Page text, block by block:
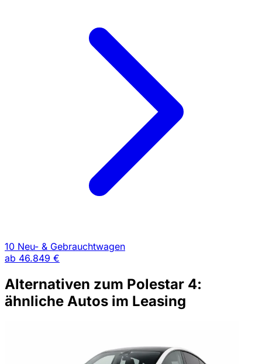
10 Neu- & Gebrauchtwagen
ab 46.849 €
Alternativen zum Polestar 4:
ähnliche Autos im Leasing